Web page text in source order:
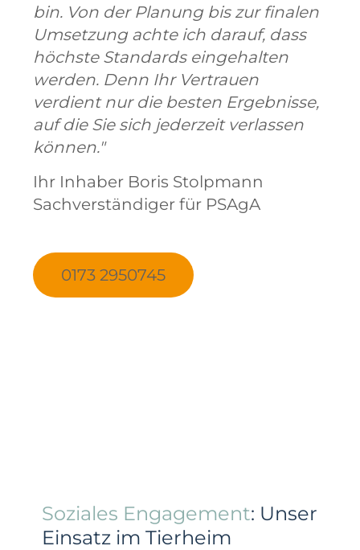
bin. Von der Planung bis zur finalen
Umsetzung achte ich darauf, dass
höchste Standards eingehalten
werden. Denn Ihr Vertrauen
verdient nur die besten Ergebnisse,
auf die Sie sich jederzeit verlassen
können."
Ihr Inhaber Boris Stolpmann
Sachverständiger für PSAgA
0173 2950745
Soziales Engagement: Unser
Einsatz im Tierheim